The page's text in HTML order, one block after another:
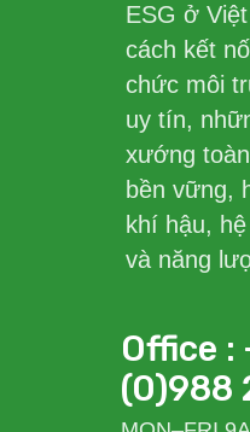
ESG ở
cách kết
chức môi
uy tín,
xướng
bền vững,
khí hậu,
và năng
Office :
(0)988